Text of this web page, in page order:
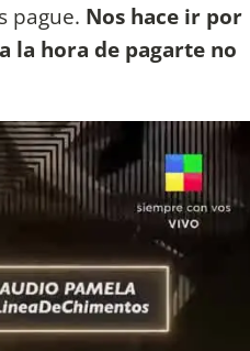
pague. Nos hace ir por
la hora de pagarte no